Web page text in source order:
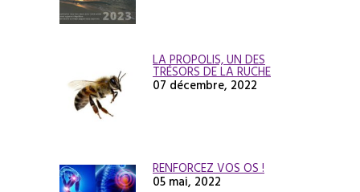
LA PROPOLIS, UN DES
TRÉSORS DE LA RUCHE
07 décembre, 2022
RENFORCEZ VOS OS !
05 mai, 2022